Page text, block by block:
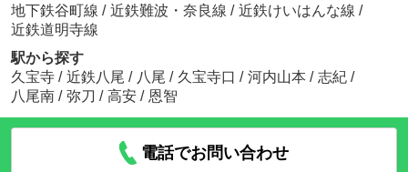
地下鉄谷町線 / 近鉄難波・奈良線 / 近鉄けいはんな線 /
近鉄道明寺線
駅から探す
久宝寺 / 近鉄八尾 / 八尾 / 久宝寺口 / 河内山本 / 志紀 /
八尾南 / 弥刀 / 高安 / 恩智
電話でお問い合わせ